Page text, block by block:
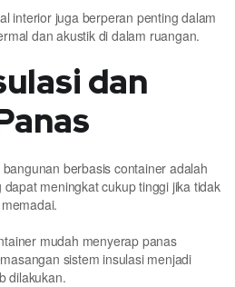
interior juga berperan penting dalam
dan akustik di dalam ruangan.
dan
berbasis container adalah
meningkat cukup tinggi jika tidak
mudah menyerap panas
sistem insulasi menjadi
dilakukan.